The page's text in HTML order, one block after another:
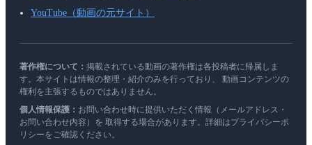
YouTube（動画の元サイト）
著作権について： 掲載されている動画の著作権は各投稿者に帰属しま
す。本サイトは情報の整理・紹介のみを行っており、 動画コンテンツの
権利を主張するものではありません。
個人情報保護： お問い合わせ時に提供いただく情報（メールアドレス・
お問い合わせ内容）を 取得する場合があります。詳細はプライバシーポ
リシーをご確認ください。